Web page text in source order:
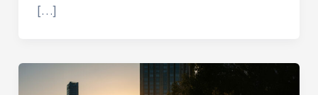
[…]